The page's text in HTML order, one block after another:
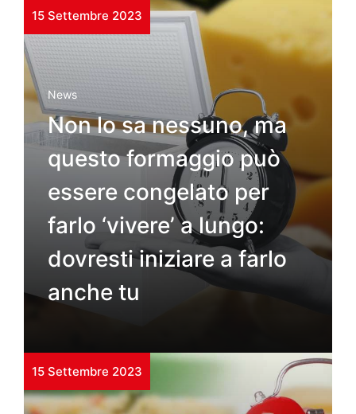
15 Settembre 2023
News
Non lo sa nessuno, ma
questo formaggio può
essere congelato per
farlo ‘vivere’ a lungo:
dovresti iniziare a farlo
anche tu
15 Settembre 2023